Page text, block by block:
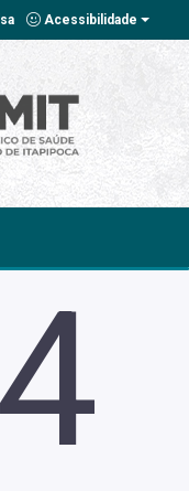
Acessibilidade